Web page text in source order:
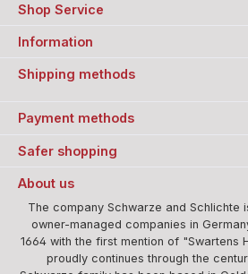
Shop Service
Information
Shipping methods
Payment methods
Safer shopping
About us
The company Schwarze and Schlichte
owner-managed companies in
1664 with the first mention of "Swartens
proudly continues through the